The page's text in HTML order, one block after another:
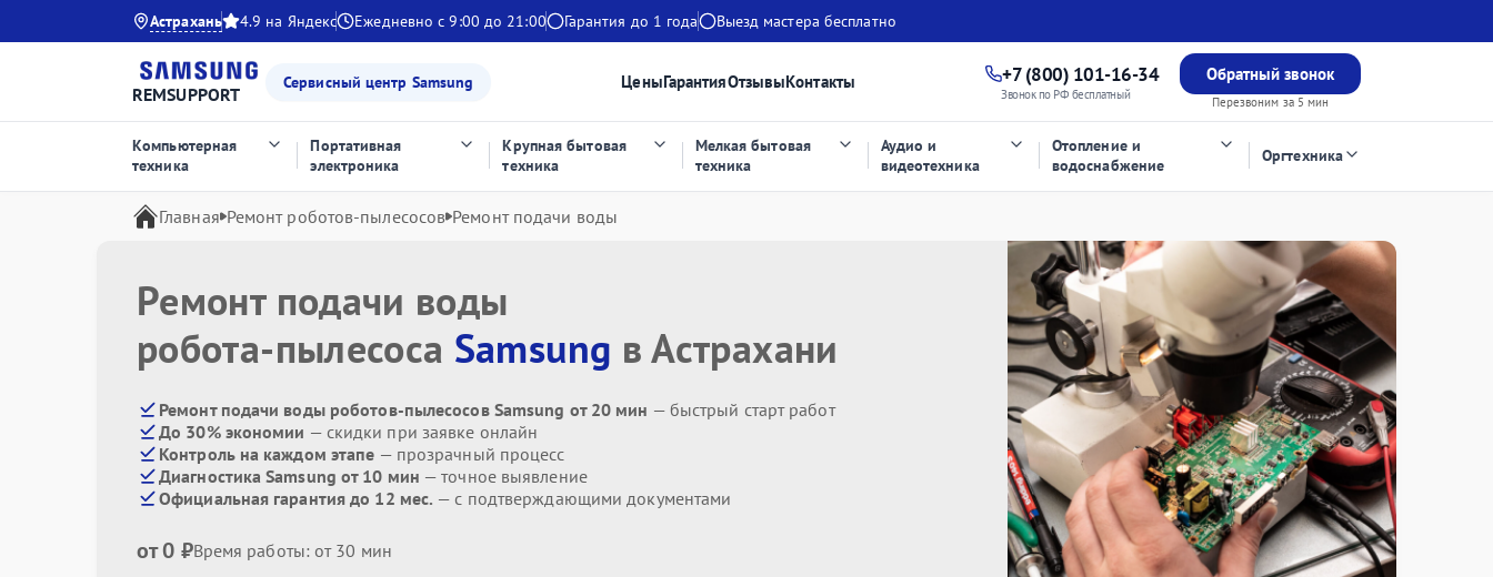
Астрахань 4.9 на Яндекс Ежедневно с 9:00 до 21:00 Гарантия до 1 года Выезд мастера бесплатно
REMSUPPORT
Сервисный центр Samsung ЦеныГарантияОтзывыКонтакты +7 (800) 101-16-34
Звонок по РФ бесплатный
Обратный звонок
Перезвоним за 5 мин
Компьютерная
техника
Портативная
электроника
Крупная бытовая
техника
Мелкая бытовая
техника
Аудио и
видеотехника
Отопление и
водоснабжение
Оргтехника
Главная Ремонт роботов-пылесосов Ремонт подачи воды
Ремонт подачи воды
робота-пылесоса Samsung в Астрахани
Ремонт подачи воды роботов-пылесосов Samsung от 20 мин — быстрый старт работ
До 30% экономии — скидки при заявке онлайн
Контроль на каждом этапе — прозрачный процесс
Диагностика Samsung от 10 мин — точное выявление
Официальная гарантия до 12 мес. — с подтверждающими документами
от 0 ₽Время работы: от 30 мин